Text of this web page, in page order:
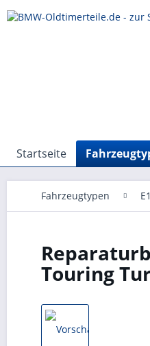
Startseite
Fahrzeugtypen
Touring